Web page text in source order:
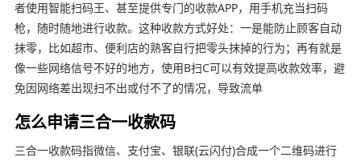
者使用智能扫码王、甚至提供专门的收款APP，用手机充当扫码
枪，随时随地进行收款。这种收款方式好处：一是能防止顾客自动
抹零，比如超市、便利店的熟客自行把零头抹掉的行为；再有就是
像一些网络信号不好的地方，使用B扫C可以有效提高收款效率，避
免因网络差出现扫不出或付不了的情况，导致流单
怎么申请三合一收款码
三合一收款码指微信、支付宝、银联(云闪付)合成一个二维码进行